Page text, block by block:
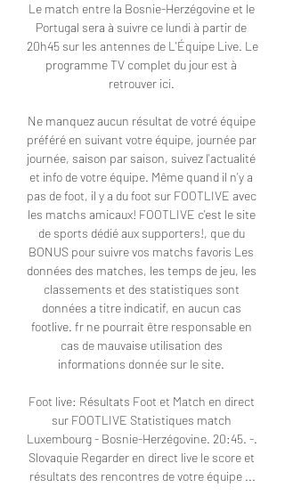
Le match entre la Bosnie-Herzégovine et le
Portugal sera à suivre ce lundi à partir de
20h45 sur les antennes de L'Équipe Live. Le
programme TV complet du jour est à
retrouver ici.
Ne manquez aucun résultat de votré équipe
préféré en suivant votre équipe, journée par
journée, saison par saison, suivez l'actualité
et info de votre équipe. Même quand il n'y a
pas de foot, il y a du foot sur FOOTLIVE avec
les matchs amicaux! FOOTLIVE c'est le site
de sports dédié aux supporters!, que du
BONUS pour suivre vos matchs favoris Les
données des matches, les temps de jeu, les
classements et des statistiques sont
données a titre indicatif, en aucun cas
footlive. fr ne pourrait être responsable en
cas de mauvaise utilisation des
informations donnée sur le site.
Foot live: Résultats Foot et Match en direct
sur FOOTLIVE Statistiques match
Luxembourg - Bosnie-Herzégovine. 20:45. -.
Slovaquie Regarder en direct live le score et
résultats des rencontres de votre équipe ...